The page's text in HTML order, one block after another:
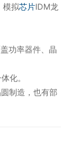
模拟芯片IDM龙
功率器件、晶
化。
圆制造，也有部